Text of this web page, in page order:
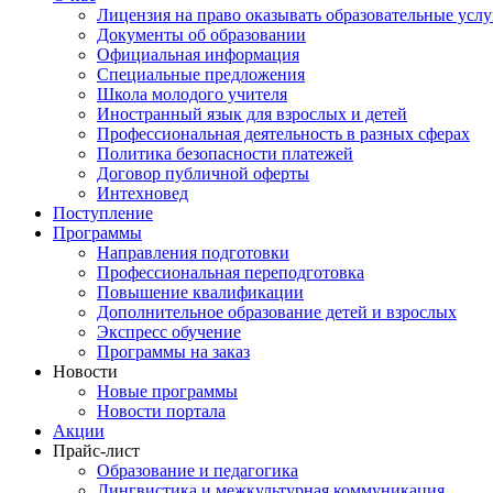
Лицензия на право оказывать образовательные
Документы об образовании
Официальная информация
Специальные предложения
Школа молодого учителя
Иностранный язык для взрослых и детей
Профессиональная деятельность в разных сферах
Политика безопасности платежей
Договор публичной оферты
Интехновед
Поступление
Программы
Направления подготовки
Профессиональная переподготовка
Повышение квалификации
Дополнительное образование детей и взрослых
Экспресс обучение
Программы на заказ
Новости
Новые программы
Новости портала
Акции
Прайс-лист
Образование и педагогика